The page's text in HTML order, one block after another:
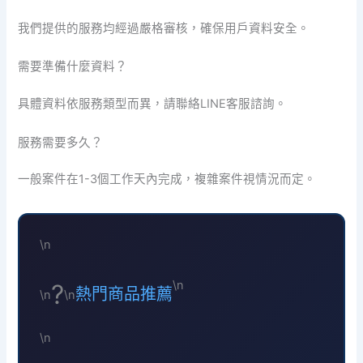
我們提供的服務均經過嚴格審核，確保用戶資料安全。
需要準備什麼資料？
具體資料依服務類型而異，請聯絡LINE客服諮詢。
服務需要多久？
一般案件在1-3個工作天內完成，複雜案件視情況而定。
\n
\n?️\n熱門商品推薦\n
\n